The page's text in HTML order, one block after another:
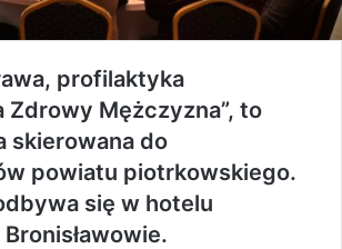
profilaktyka
Zdrowy Mężczyzna”, to
skierowana do
powiatu piotrkowskiego.
się w hotelu